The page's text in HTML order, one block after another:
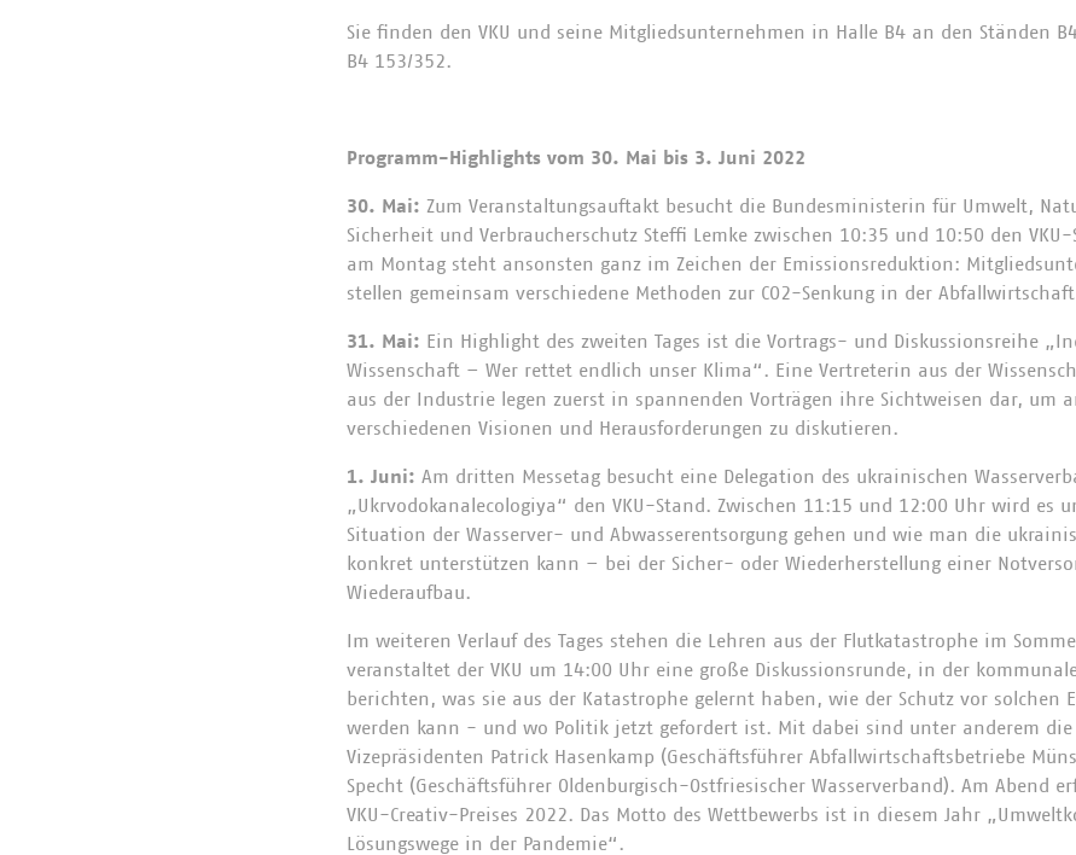
Sie finden den VKU und seine Mitgliedsunternehmen in Halle B4 an den Ständen
B4 153/352.
Programm-Highlights vom 30. Mai bis 3. Juni 2022
30. Mai: Zum Veranstaltungsauftakt besucht die Bundesministerin für Umwelt,
Sicherheit und Verbraucherschutz Steffi Lemke zwischen 10:35 und 10:50 den VKU-
am Montag steht ansonsten ganz im Zeichen der Emissionsreduktion:
stellen gemeinsam verschiedene Methoden zur CO2-Senkung in der
31. Mai: Ein Highlight des zweiten Tages ist die Vortrags- und Diskussionsreihe
Wissenschaft – Wer rettet endlich unser Klima“. Eine Vertreterin aus der
aus der Industrie legen zuerst in spannenden Vorträgen ihre Sichtweisen dar, um
verschiedenen Visionen und Herausforderungen zu diskutieren.
1. Juni: Am dritten Messetag besucht eine Delegation des ukrainischen
„Ukrvodokanalecologiya“ den VKU-Stand. Zwischen 11:15 und 12:00 Uhr wird es
Situation der Wasserver- und Abwasserentsorgung gehen und wie man die
konkret unterstützen kann – bei der Sicher- oder Wiederherstellung einer
Wiederaufbau.
Im weiteren Verlauf des Tages stehen die Lehren aus der Flutkatastrophe im
veranstaltet der VKU um 14:00 Uhr eine große Diskussionsrunde, in der
berichten, was sie aus der Katastrophe gelernt haben, wie der Schutz vor solchen
werden kann - und wo Politik jetzt gefordert ist. Mit dabei sind unter anderem die
Vizepräsidenten Patrick Hasenkamp (Geschäftsführer Abfallwirtschaftsbetriebe
Specht (Geschäftsführer Oldenburgisch-Ostfriesischer Wasserverband). Am Abend
VKU-Creativ-Preises 2022. Das Motto des Wettbewerbs ist in diesem Jahr
Lösungswege in der Pandemie“.